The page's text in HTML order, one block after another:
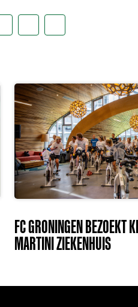
FC GRONINGEN BEZOEKT
MARTINI ZIEKENHUIS